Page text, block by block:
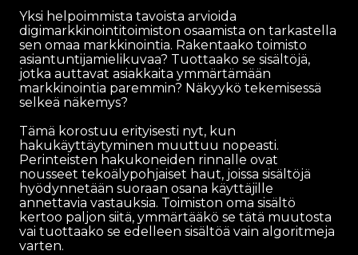
Yksi helpoimmista tavoista arvioida
digimarkkinointitoimiston osaamista on tarkastella
sen omaa markkinointia. Rakentaako toimisto
asiantuntijamielikuvaa? Tuottaako se sisältöjä,
jotka auttavat asiakkaita ymmärtämään
markkinointia paremmin? Näkyykö tekemisessä
selkeä näkemys?
Tämä korostuu erityisesti nyt, kun
hakukäyttäytyminen muuttuu nopeasti.
Perinteisten hakukoneiden rinnalle ovat
nousseet tekoälypohjaiset haut, joissa sisältöjä
hyödynnetään suoraan osana käyttäjille
annettavia vastauksia. Toimiston oma sisältö
kertoo paljon siitä, ymmärtääkö se tätä muutosta
vai tuottaako se edelleen sisältöä vain algoritmeja
varten.